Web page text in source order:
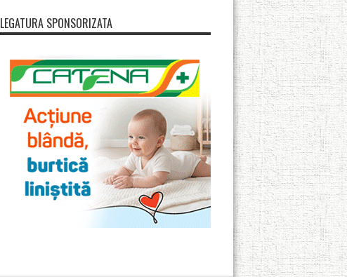
LEGATURA SPONSORIZATA